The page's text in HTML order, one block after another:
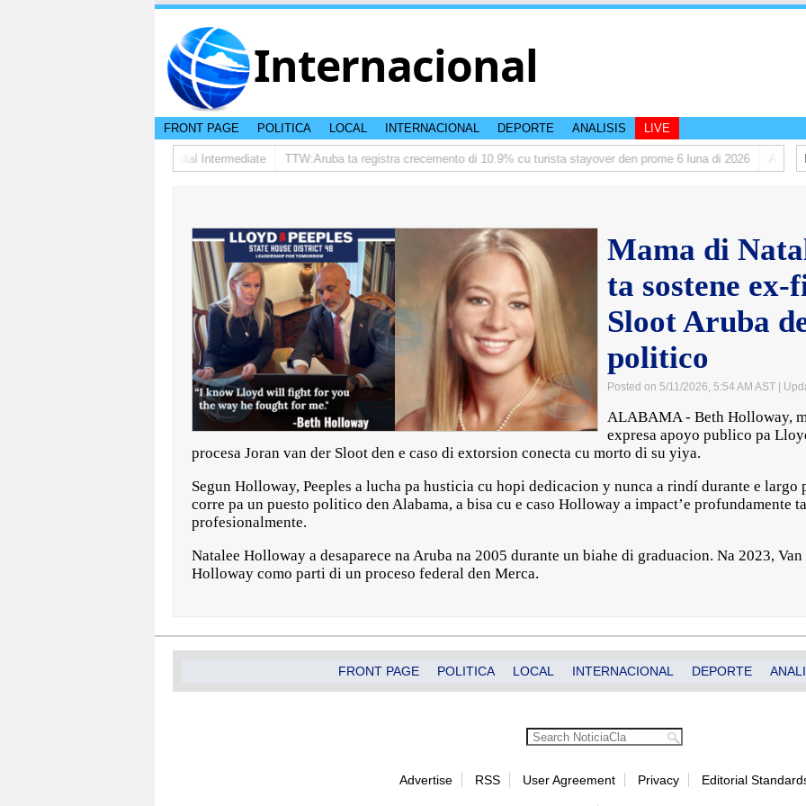
Internacional
FRONT PAGE POLITICA LOCAL INTERNACIONAL DEPORTE ANALISIS LIVE
Checo y avansa den Mundial Intermediate TTW:Aruba ta registra crecemento di 10.9% cu turista stayover den prome 6 luna di 2026 AAA:
Mama di
ta sostene ex-
Sloot Aruba
politico
Posted on 5/11/2026, 5:54 AM AST |
ALABAMA - Beth Holloway,
expresa apoyo publico pa
procesa Joran van der Sloot den e caso di extorsion conecta cu morto di su yiya.
Segun Holloway, Peeples a lucha pa husticia cu hopi dedicacion y nunca a rindí durante e largo
corre pa un puesto politico den Alabama, a bisa cu e caso Holloway a impact’e profundamente
profesionalmente.
Natalee Holloway a desaparece na Aruba na 2005 durante un biahe di graduacion. Na 2023,
Holloway como parti di un proceso federal den Merca.
FRONT PAGE POLITICA LOCAL INTERNACIONAL DEPORTE
Advertise RSS User Agreement Privacy Editorial